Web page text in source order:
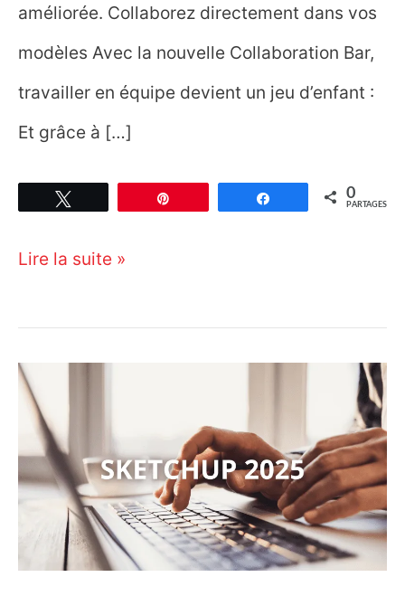
améliorée. Collaborez directement dans vos
modèles Avec la nouvelle Collaboration Bar,
travailler en équipe devient un jeu d’enfant :
Et grâce à […]
Partagez 0
PARTAGES
SketchUp
la
3D
passe
en
mode
collaboratif
Lire la suite »